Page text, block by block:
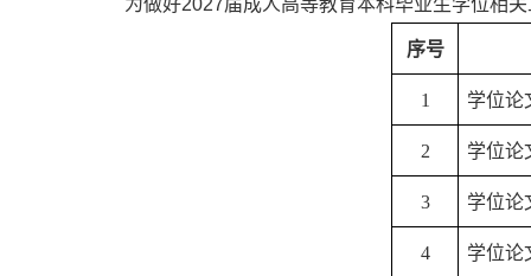
为做好2027届成人高等教育本科毕业生学位相
序号
1 学位论
2 学位论
3 学位论
4 学位论